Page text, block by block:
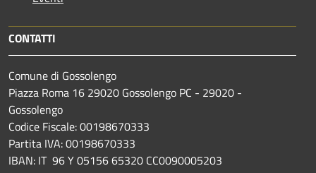
CONTATTI
Comune di Gossolengo
Piazza Roma 16 29020 Gossolengo PC - 29020 -
Gossolengo
Codice Fiscale: 00198670333
Partita IVA: 00198670333
IBAN: IT 96 Y 05156 65320 CC0090005203